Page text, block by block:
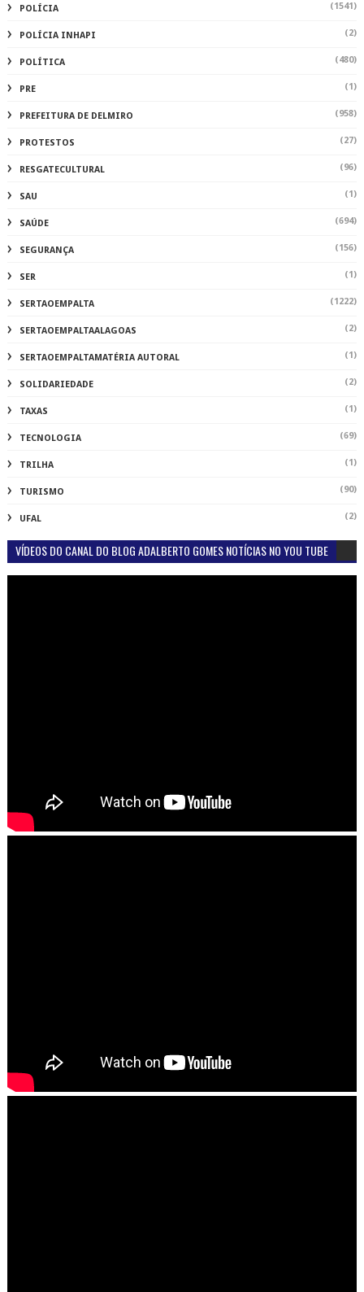
POLÍCIA (1541)
POLÍCIA INHAPI (2)
POLÍTICA (480)
PRE (1)
PREFEITURA DE DELMIRO (958)
PROTESTOS (27)
RESGATECULTURAL (96)
SAU (1)
SAÚDE (694)
SEGURANÇA (156)
SER (1)
SERTAOEMPALTA (1222)
SERTAOEMPALTAALAGOAS (2)
SERTAOEMPALTAMATÉRIA AUTORAL (1)
SOLIDARIEDADE (2)
TAXAS (1)
TECNOLOGIA (69)
TRILHA (1)
TURISMO (90)
UFAL (2)
VÍDEOS DO CANAL DO BLOG ADALBERTO GOMES NOTÍCIAS NO YOU TUBE